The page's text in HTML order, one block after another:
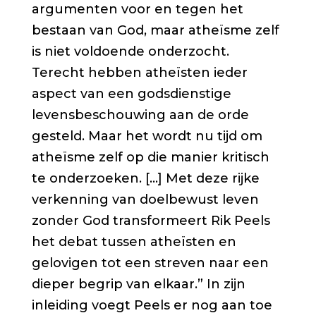
argumenten voor en tegen het
bestaan van God, maar atheïsme zelf
is niet voldoende onderzocht.
Terecht hebben atheïsten ieder
aspect van een godsdienstige
levensbeschouwing aan de orde
gesteld. Maar het wordt nu tijd om
atheïsme zelf op die manier kritisch
te onderzoeken. […] Met deze rijke
verkenning van doelbewust leven
zonder God transformeert Rik Peels
het debat tussen atheïsten en
gelovigen tot een streven naar een
dieper begrip van elkaar.” In zijn
inleiding voegt Peels er nog aan toe